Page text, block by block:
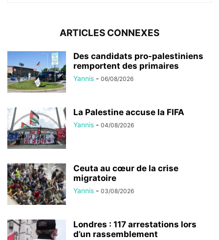
ARTICLES CONNEXES
Des candidats pro-palestiniens
remportent des primaires
Yannis - 06/08/2026
La Palestine accuse la FIFA
Yannis - 04/08/2026
Ceuta au cœur de la crise
migratoire
Yannis - 03/08/2026
Londres : 117 arrestations lors
d’un rassemblement